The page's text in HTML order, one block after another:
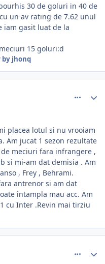
30 de goluri in 40 de
un av rating de 7.62 unul
iam gasit luat de la
15 goluri:d
by jhonq
placea lotul si nu vrooiam
Am jucat 1 sezon rezultate
meciuri fara infrangere ,
si mi-am dat demisia . Am
, Frey , Behrami.
antrenor si am dat
intampla mau acc. Am
cu Inter .Revin mai tirziu